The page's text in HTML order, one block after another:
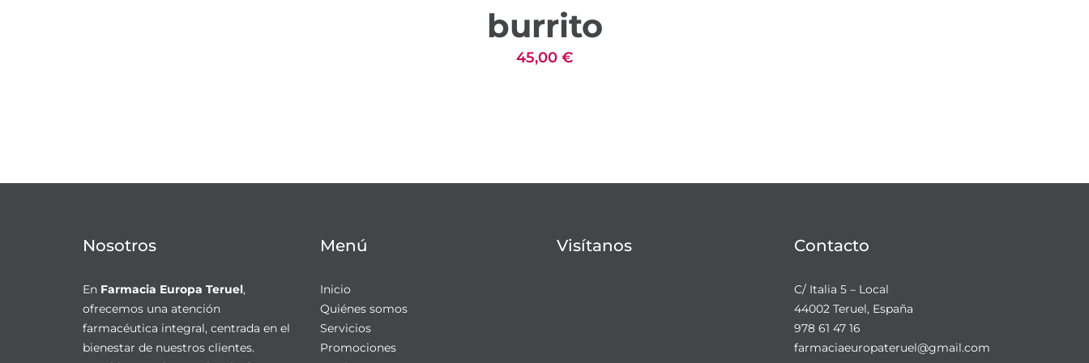
burrito
45,00 €
Nosotros
En Farmacia Europa Teruel,
ofrecemos una atención
farmacéutica integral, centrada en el
bienestar de nuestros clientes.
Menú
Inicio
Quiénes somos
Servicios
Promociones
Visítanos Contacto
C/ Italia 5 – Local
44002 Teruel, España
978 61 47 16
farmaciaeuropateruel@gmail.com